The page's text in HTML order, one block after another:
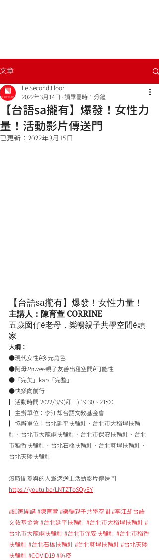
文章
【台語sa攏有】爆發！女性力
量！活動影片傳送門
Le Second Floor
2022年3月14日
讀畢需時 1 分鐘
已更新： 2022年3月15日
【台語sa攏有】爆發！女性力量！
主講人：陳育萱 CORRINE
五歲囡仔ê老母，樂暢親子共學空間ê頭
家
大綱：
●現代女性ê多元角色
●阿母Power-親子友善出租空間ê可能性
●「完美」kap「完整」
●快樂向前行
▎活動時間 2022/3/9(拜三) 19:30 ~ 21:00
▎主辦單位：李江却台語文教基金會
▎協辦單位：台北延平扶輪社、台北市大稻埕扶輪
社、台北市大龍峒扶輪社、台北市保安扶輪社、台北
市稻香扶輪社、台北石橋扶輪社、台北藝埕扶輪社、
台北天熙扶輪社
沒時間參與的人為您送上活動影片傳送門
https://youtu.be/LNTZToSOyEY
#頭家開講 #陳育萱 #樂暢親子共學空間 #李江却台語
文教基金會 #台北延平扶輪社 #台北市大稻埕扶輪社 #
台北市大龍峒扶輪社 #台北市保安扶輪社 #台北市稻香
扶輪社 #台北石橋扶輪社 #台北藝埕扶輪社 #台北天熙
扶輪社 #COVID19 #防疫